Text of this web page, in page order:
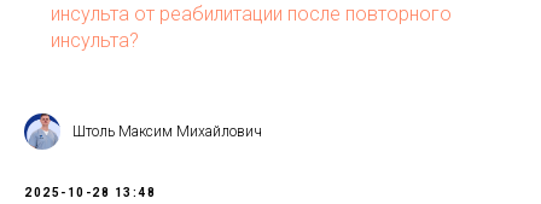
инсульта от реабилитации после повторного
инсульта?
Штоль Максим Михайлович
2025-10-28 13:48